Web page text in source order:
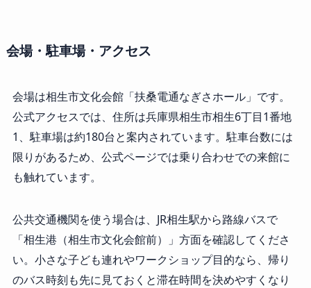
会場・駐車場・アクセス
会場は相生市文化会館「扶桑電通なぎさホール」です。
公式アクセスでは、住所は兵庫県相生市相生6丁目1番地
1、駐車場は約180台と案内されています。駐車台数には
限りがあるため、公式ページでは乗り合わせでの来館に
も触れています。
公共交通機関を使う場合は、JR相生駅から路線バスで
「相生港（相生市文化会館前）」方面を確認してくださ
い。小さな子ども連れやワークショップ目的なら、帰り
のバス時刻も先に見ておくと滞在時間を決めやすくなり